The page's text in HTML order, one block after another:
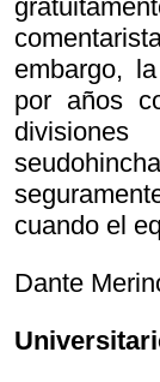
embargo,
por años
cuando el
Dante